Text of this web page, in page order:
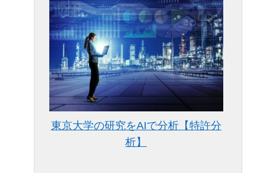
東京大学の研究をAIで分析【特許分
析】